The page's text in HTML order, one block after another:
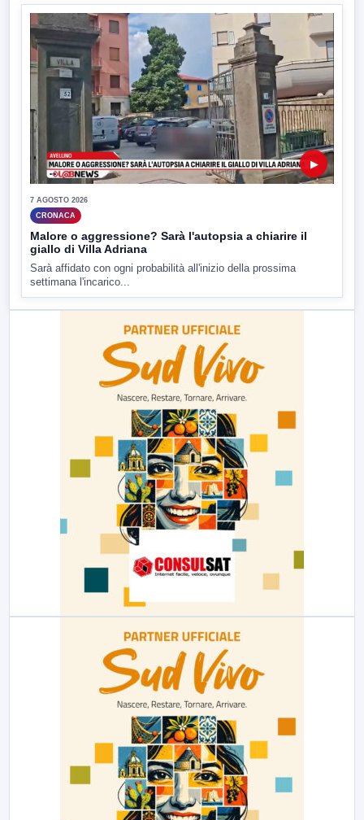
▶
7 AGOSTO 2026
CRONACA
Malore o aggressione? Sarà l'autopsia a chiarire il
giallo di Villa Adriana
Sarà affidato con ogni probabilità all'inizio della prossima
settimana l'incarico...